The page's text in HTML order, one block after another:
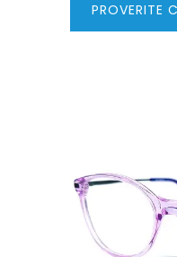
PROVERITE